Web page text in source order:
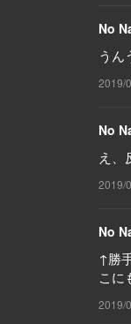
No
うん
2019/
No
え、
2019/
No
↑勝
こに
2019/